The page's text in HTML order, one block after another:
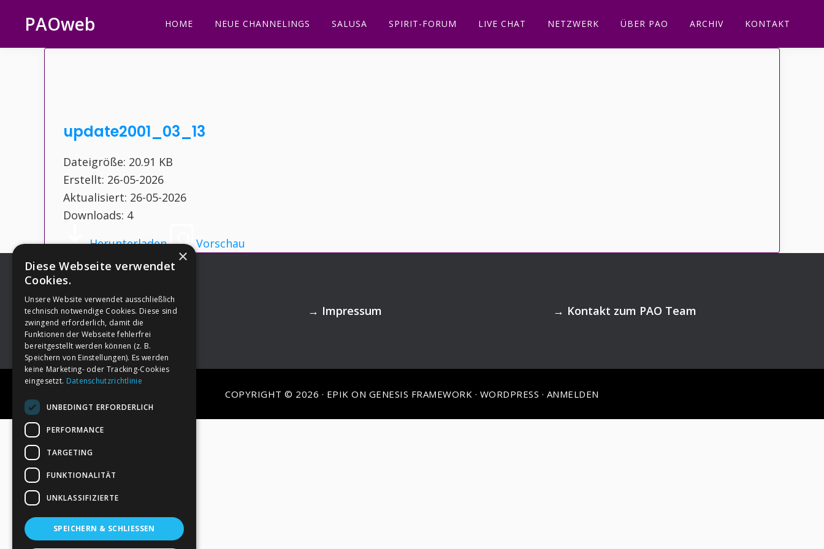
Hauptnavigation
springen
Inhalt
springen
Seitenspalte
springen
Fußzeile
springen
PAOweb HOME NEUE CHANNELINGS SALUSA SPIRIT-FORUM LIVE CHAT NETZWERK ÜBER PAO ARCHIV KONTAKT
update2001_03_13
Dateigröße: 20.91 KB
Erstellt: 26-05-2026
Aktualisiert: 26-05-2026
Downloads: 4
Herunterladen
Vorschau
Footer →Deine Spende → Impressum → Kontakt zum PAO Team
COPYRIGHT © 2026 · EPIK ON GENESIS FRAMEWORK · WORDPRESS · ANMELDEN
×
Diese Webseite verwendet
Cookies.
Unsere Website verwendet ausschließlich
technisch notwendige Cookies. Diese sind
zwingend erforderlich, damit die
Funktionen der Webseite fehlerfrei
bereitgestellt werden können (z. B.
Speichern von Einstellungen). Es werden
keine Marketing- oder Tracking-Cookies
eingesetzt. Datenschutzrichtlinie
UNBEDINGT ERFORDERLICH
PERFORMANCE
TARGETING
FUNKTIONALITÄT
UNKLASSIFIZIERTE
SPEICHERN & SCHLIESSEN